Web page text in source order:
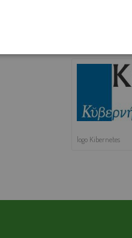
TABELLE
PERDITE
logo Kibernetes